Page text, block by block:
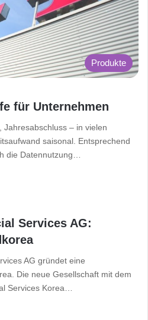
Produkte
für Unternehmen
Jahresabschluss – in vielen
saisonal. Entsprechend
die Datennutzung…
Services AG:
AG gründet eine
Die neue Gesellschaft mit dem
Services Korea…